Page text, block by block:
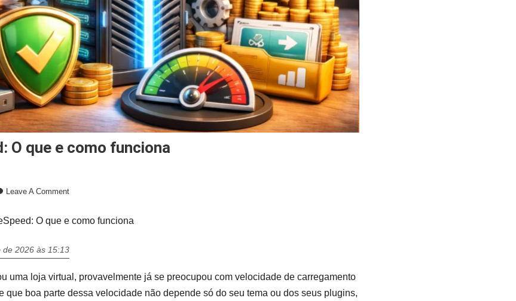
O que e como funciona
Leave A CommentOn
LiteSpeed:
E
Funciona
O que e como funciona
de 2026 às 15:13
uma loja virtual, provavelmente já se preocupou com velocidade de carregamento
que boa parte dessa velocidade não depende só do seu tema ou dos seus plugins,